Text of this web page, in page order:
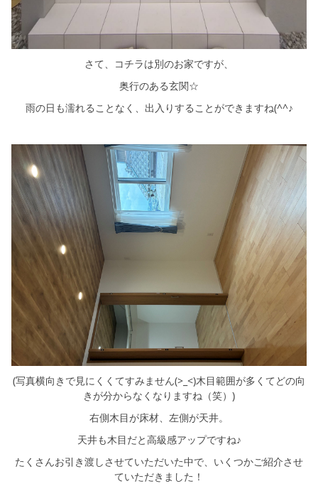
さて、コチラは別のお家ですが、
奥行のある玄関☆
雨の日も濡れることなく、出入りすることができますね(^^♪
(写真横向きで見にくくてすみません(>_<)木目範囲が多くてどの向
きが分からなくなりますね（笑）)
右側木目が床材、左側が天井。
天井も木目だと高級感アップですね♪
たくさんお引き渡しさせていただいた中で、いくつかご紹介させ
ていただきました！